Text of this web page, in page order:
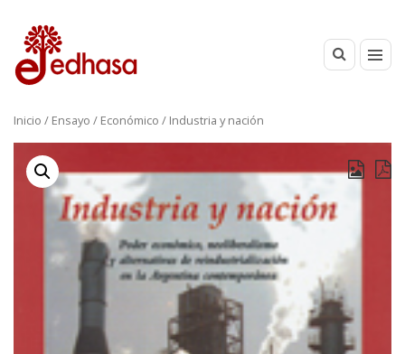
Inicio / Ensayo / Económico / Industria y nación